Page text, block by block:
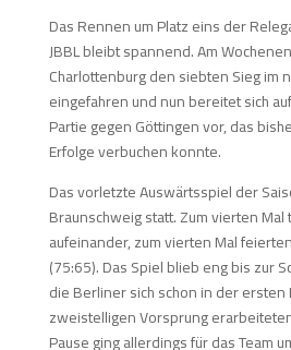
Das Rennen um Platz eins der
JBBL bleibt spannend. Am
Charlottenburg den siebten Sieg im
eingefahren und nun bereitet sich
Partie gegen Göttingen vor, das
Erfolge verbuchen konnte.
Das vorletzte Auswärtsspiel der
Braunschweig statt. Zum vierten Mal
aufeinander, zum vierten Mal
(75:65). Das Spiel blieb eng bis zur
die Berliner sich schon in der
zweistelligen Vorsprung
Pause ging allerdings für das Team